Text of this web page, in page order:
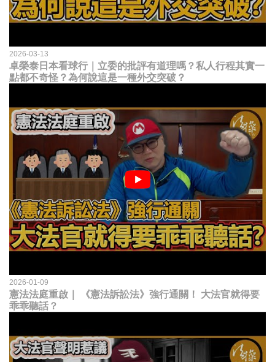
2026-03-13
卓榮泰日本看球行｜立委的批評有道理嗎？私人行程其實一
點都不奇怪？為何說這是一種外交突破？
2026-01-09
憲法法庭重啟｜ 《憲法訴訟法》強行通關！ 大法官就得要
乖乖聽話？